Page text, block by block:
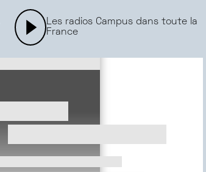
Les radios Campus dans toute la
France